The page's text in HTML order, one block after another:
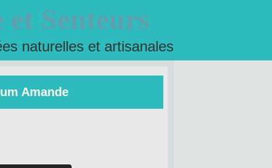
et Senteurs
naturelles et artisanales
Amande